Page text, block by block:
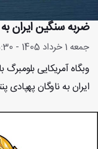
ضربه سنگین ایران به
جمعه 1 خرداد 1405 - 11:45:30
وبگاه آمریکایی
ایران به ناوگان پهپادی